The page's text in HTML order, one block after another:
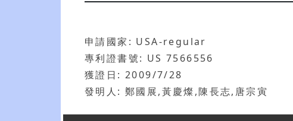
申請國家: USA-regular
專利證書號: US 7566556
獲證日: 2009/7/28
發明人: 鄭國展,黃慶燦,陳長志,唐宗寅